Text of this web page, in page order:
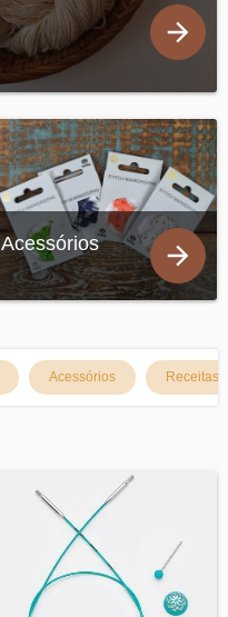
Acessórios
Acessórios Receitas